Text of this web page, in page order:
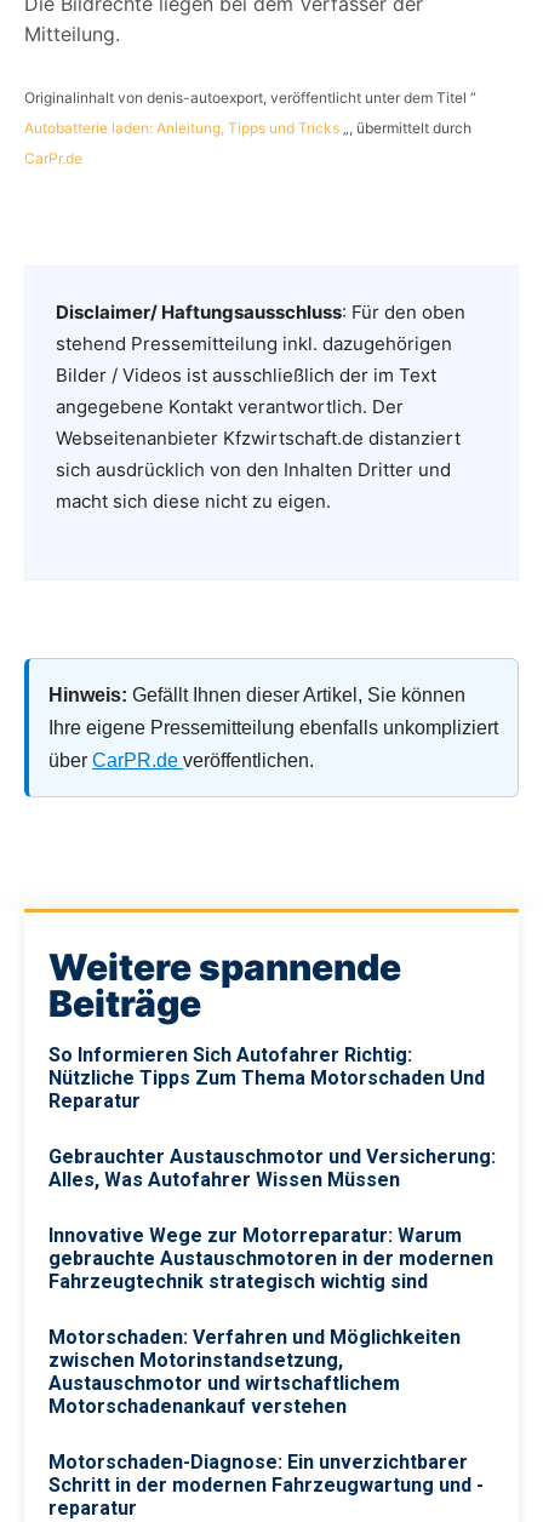
Mitteilung.
Originalinhalt von denis-autoexport, veröffentlicht unter dem Titel “
Autobatterie laden: Anleitung, Tipps und Tricks „, übermittelt durch
CarPr.de
Disclaimer/ Haftungsausschluss: Für den oben
stehend Pressemitteilung inkl. dazugehörigen
Bilder / Videos ist ausschließlich der im Text
angegebene Kontakt verantwortlich. Der
Webseitenanbieter Kfzwirtschaft.de distanziert
sich ausdrücklich von den Inhalten Dritter und
macht sich diese nicht zu eigen.
Hinweis: Gefällt Ihnen dieser Artikel, Sie können
Ihre eigene Pressemitteilung ebenfalls unkompliziert
über CarPR.de veröffentlichen.
Weitere spannende
Beiträge
So Informieren Sich Autofahrer Richtig:
Nützliche Tipps Zum Thema Motorschaden Und
Reparatur
Gebrauchter Austauschmotor und Versicherung:
Alles, Was Autofahrer Wissen Müssen
Innovative Wege zur Motorreparatur: Warum
gebrauchte Austauschmotoren in der modernen
Fahrzeugtechnik strategisch wichtig sind
Motorschaden: Verfahren und Möglichkeiten
zwischen Motorinstandsetzung,
Austauschmotor und wirtschaftlichem
Motorschadenankauf verstehen
Motorschaden-Diagnose: Ein unverzichtbarer
Schritt in der modernen Fahrzeugwartung und -
reparatur